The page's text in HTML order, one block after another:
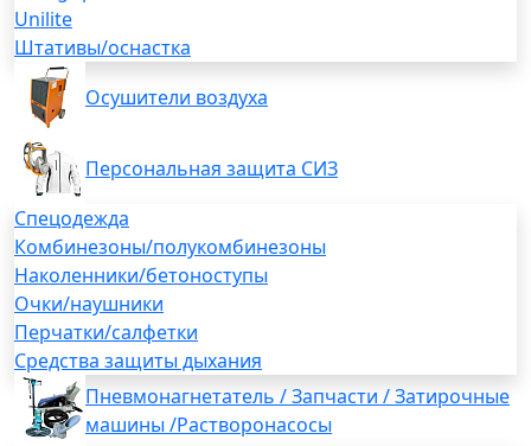
Unilite
Штативы/оснастка
Осушители воздуха
Персональная защита СИЗ
Спецодежда
Комбинезоны/полукомбинезоны
Наколенники/бетоноступы
Очки/наушники
Перчатки/салфетки
Средства защиты дыхания
Пневмонагнетатель / Запчасти / Затирочные
машины /Растворонасосы